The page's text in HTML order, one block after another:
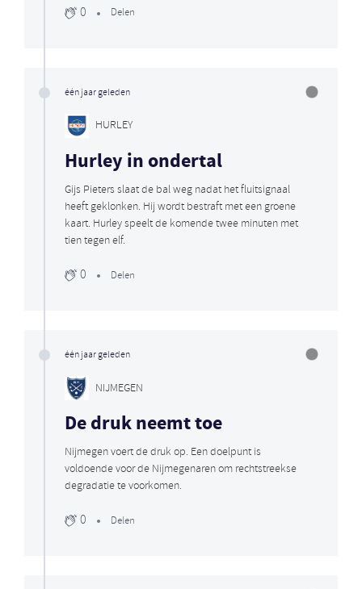
0 Delen
één jaar geleden
HURLEY
Hurley in ondertal
Gijs Pieters slaat de bal weg nadat het fluitsignaal
heeft geklonken. Hij wordt bestraft met een groene
kaart. Hurley speelt de komende twee minuten met
tien tegen elf.
0 Delen
één jaar geleden
NIJMEGEN
De druk neemt toe
Nijmegen voert de druk op. Een doelpunt is
voldoende voor de Nijmegenaren om rechtstreekse
degradatie te voorkomen.
0 Delen